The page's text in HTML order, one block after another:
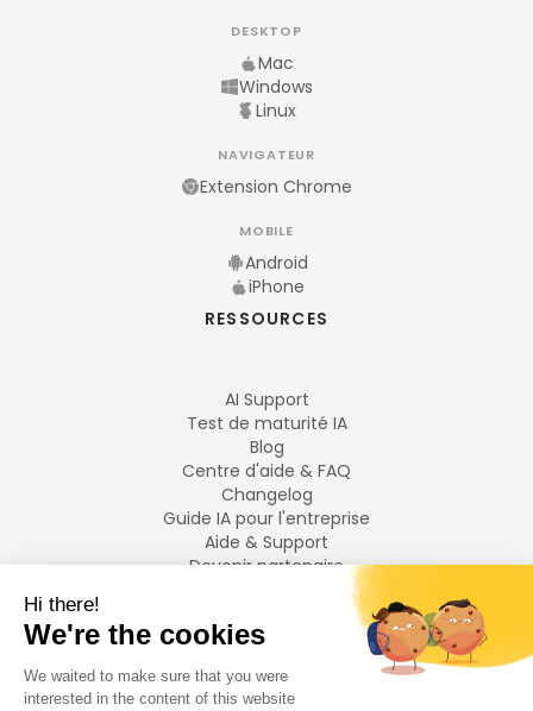
DESKTOP
Mac
Windows
Linux
NAVIGATEUR
Extension Chrome
MOBILE
Android
iPhone
RESSOURCES
AI Support
Test de maturité IA
Blog
Centre d'aide & FAQ
Changelog
Guide IA pour l'entreprise
Aide & Support
Devenir partenaire
LANGUES
Français